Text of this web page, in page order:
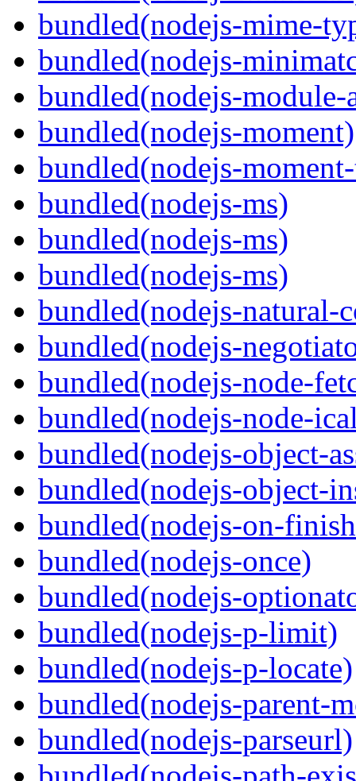
bundled(nodejs-mime-
bundled(nodejs-
bundled(nodejs-module-
bundled(nodejs-moment)
bundled(nodejs-
bundled(nodejs-ms)
bundled(nodejs-ms)
bundled(nodejs-ms)
bundled(nodejs-natural-
bundled(nodejs-
bundled(nodejs-node-
bundled(nodejs-node-
bundled(nodejs-object-
bundled(nodejs-object-
bundled(nodejs-on-
bundled(nodejs-once)
bundled(nodejs-
bundled(nodejs-p-limit)
bundled(nodejs-p-locate)
bundled(nodejs-parent-
bundled(nodejs-parseurl)